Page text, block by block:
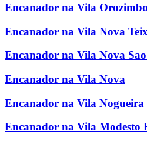
Encanador na Vila
Encanador na Vila Nova
Encanador na Vila Nova Sao
Encanador na Vila Nova
Encanador na Vila Nogueira
Encanador na Vila Modesto